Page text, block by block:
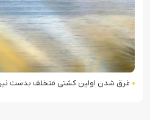
غرق شدن اولین کشتی متخلف بدست